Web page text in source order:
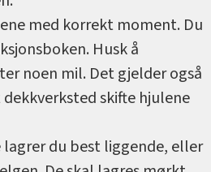
med korrekt moment. Du
Husk å
noen mil. Det gjelder også
skifte hjulene
du best liggende, eller